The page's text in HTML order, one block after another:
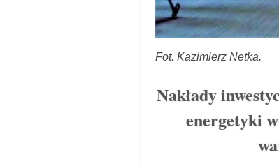
Fot. Kazimierz Netka.
Nakłady
energetyki